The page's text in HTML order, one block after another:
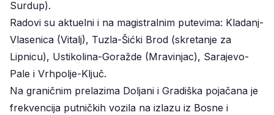
Surdup).
Radovi su aktuelni i na magistralnim putevima: Kladanj-
Vlasenica (Vitalj), Tuzla-Šićki Brod (skretanje za
Lipnicu), Ustikolina-Goražde (Mravinjac), Sarajevo-
Pale i Vrhpolje-Ključ.
Na graničnim prelazima Doljani i Gradiška pojačana je
frekvencija putničkih vozila na izlazu iz Bosne i